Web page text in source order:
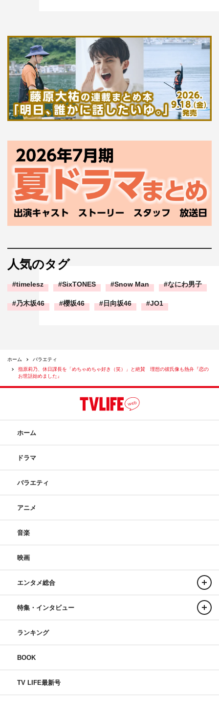
人気のタグ
timelesz SixTONES Snow Man なにわ男子
乃木坂46 櫻坂46 日向坂46 JO1
ホーム
バラエティ
指原莉乃、休日課長を「めちゃめちゃ好き（笑）」と絶賛 理想の彼氏像も熱弁『恋の
お世話始めました』
ホーム
ドラマ
バラエティ
アニメ
音楽
映画
エンタメ総合
特集・インタビュー
ランキング
BOOK
TV LIFE最新号